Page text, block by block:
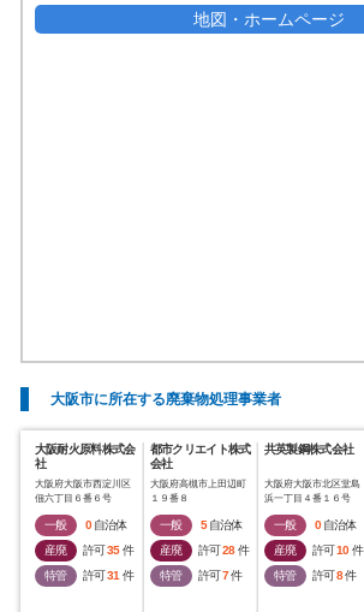
地図・ホームページ
大阪市に所在する廃棄物処理事業者
大阪耐火原料株式会
社
大阪府大阪市西淀川区
佃六丁目６番６号
一般 0 自治体
産廃
許可35 件
特管
許可31 件
都市クリエイト株式
会社
大阪府高槻市上田辺町
１９番８
一般 5 自治体
産廃
許可28 件
特管
許可7件
共英製鋼株式会社
大阪府大阪市北区堂島
浜一丁目４番１６号
一般 0 自治体
産廃
許可10 件
特管
許可8件